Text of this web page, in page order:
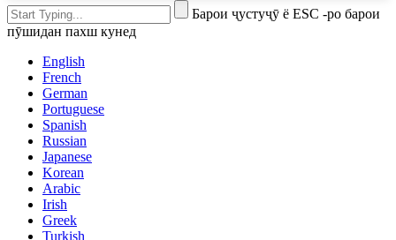
Барои ҷустуҷӯ ё ESC -ро барои
пӯшидан пахш кунед
English
French
German
Portuguese
Spanish
Russian
Japanese
Korean
Arabic
Irish
Greek
Turkish